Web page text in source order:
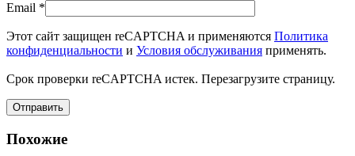
Email *
Этот сайт защищен reCAPTCHA и применяются Политика
конфиденциальности и Условия обслуживания применять.
Срок проверки reCAPTCHA истек. Перезагрузите страницу.
Похожие